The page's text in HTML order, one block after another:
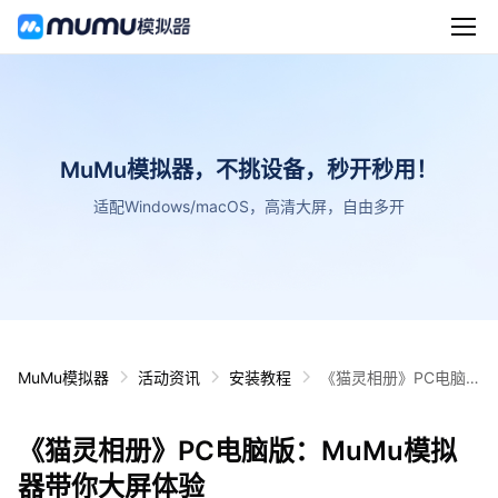
MuMu模拟器，不挑设备，秒开秒用！
适配Windows/macOS，高清大屏，自由多开
MuMu模拟器 活动资讯 安装教程
《猫灵相册》PC电脑
《猫灵相册》PC电脑版：MuMu模拟
器带你大屏体验